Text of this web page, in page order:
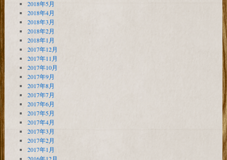
2018年5月
2018年4月
2018年3月
2018年2月
2018年1月
2017年12月
2017年11月
2017年10月
2017年9月
2017年8月
2017年7月
2017年6月
2017年5月
2017年4月
2017年3月
2017年2月
2017年1月